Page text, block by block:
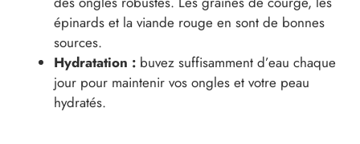
épinards et la viande rouge en sont de bonnes
sources.
Hydratation : buvez suffisamment d’eau chaque
jour pour maintenir vos ongles et votre peau
hydratés.